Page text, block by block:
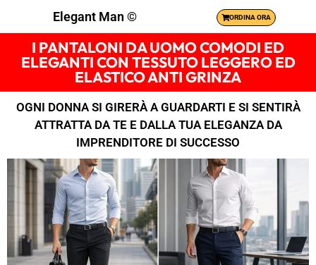
Elegant Man © ORDINA ORA
I PANTALONI DA UOMO COMODI ED
ELEGANTI CON TESSUTO LEGGERO ED
ELASTICO ANTI GRINZA
OGNI DONNA SI GIRERÀ A GUARDARTI E SI SENTIRÀ
ATTRATTA DA TE E DALLA TUA ELEGANZA DA
IMPRENDITORE DI SUCCESSO